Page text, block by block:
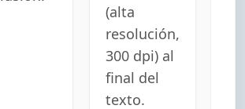
(alta
resolución,
300 dpi) al
final del
texto.